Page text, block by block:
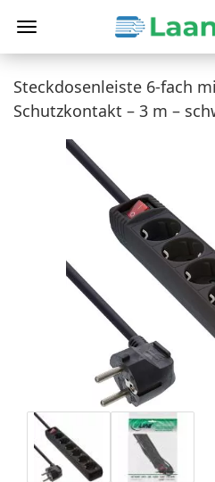
Steckdosenleiste 6-fach
Schutzkontakt – 3 m –